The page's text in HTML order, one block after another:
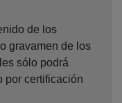
de los
gravamen de los
sólo podrá
por certificación